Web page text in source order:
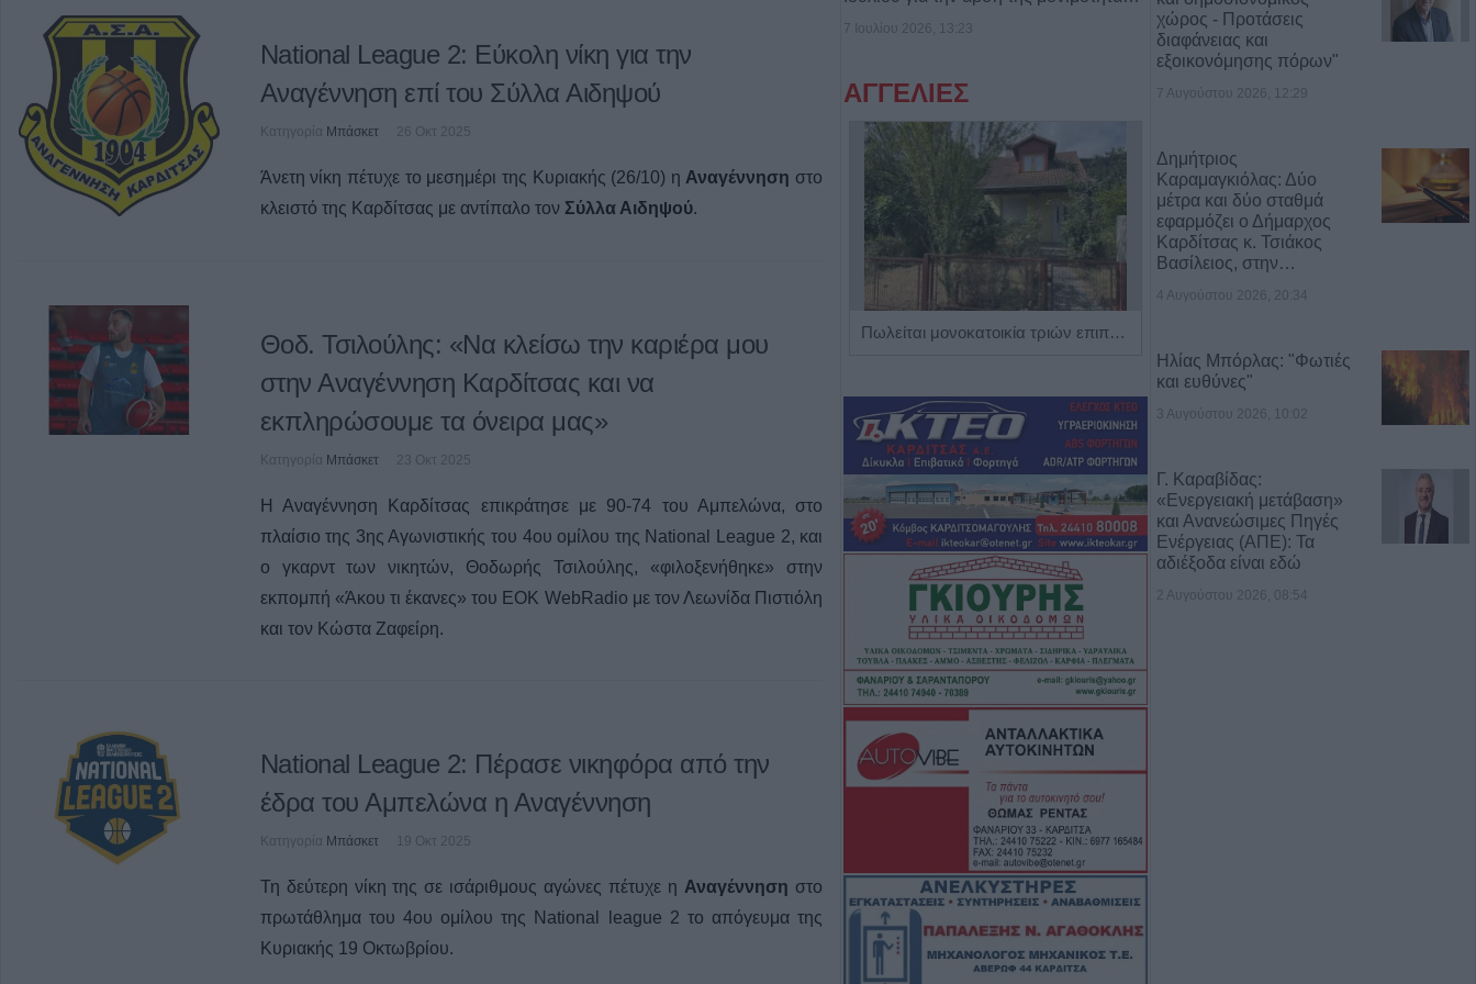
National League 2: Εύκολη νίκη για την
Αναγέννηση επί του Σύλλα Αιδηψού
Κατηγορία Μπάσκετ 26 Οκτ 2025
Άνετη νίκη πέτυχε το μεσημέρι της Κυριακής (26/10) η Αναγέννηση στο
κλειστό της Καρδίτσας με αντίπαλο τον Σύλλα Αιδηψού.
Θοδ. Τσιλούλης: «Να κλείσω την καριέρα μου
στην Αναγέννηση Καρδίτσας και να
εκπληρώσουμε τα όνειρα μας»
Κατηγορία Μπάσκετ 23 Οκτ 2025
Η Αναγέννηση Καρδίτσας επικράτησε με 90-74 του Αμπελώνα, στο
πλαίσιο της 3ης Αγωνιστικής του 4ου ομίλου της National League 2, και
ο γκαρντ των νικητών, Θοδωρής Τσιλούλης, «φιλοξενήθηκε» στην
εκπομπή «Άκου τι έκανες» του EOK WebRadio με τον Λεωνίδα Πιστιόλη
και τον Κώστα Ζαφείρη.
National League 2: Πέρασε νικηφόρα από την
έδρα του Αμπελώνα η Αναγέννηση
Κατηγορία Μπάσκετ 19 Οκτ 2025
Τη δεύτερη νίκη της σε ισάριθμους αγώνες πέτυχε η Αναγέννηση στο
πρωτάθλημα του 4ου ομίλου της National league 2 το απόγευμα της
Κυριακής 19 Οκτωβρίου.
7 Ιουλίου 2026, 13:23
ΑΓΓΕΛΙΕΣ
Πωλείται μονοκατοικία τριών επιπέδων στο καταπράσινο Πευκόφυτο Καρδίτσας
χώρος - Προτάσεις
διαφάνειας και
εξοικονόμησης πόρων"
7 Αυγούστου 2026, 12:29
Δημήτριος
Καραμαγκιόλας: Δύο
μέτρα και δύο σταθμά
εφαρμόζει ο Δήμαρχος
Καρδίτσας κ. Τσιάκος
Βασίλειος, στην…
4 Αυγούστου 2026, 20:34
Ηλίας Μπόρλας: "Φωτιές
και ευθύνες"
3 Αυγούστου 2026, 10:02
Γ. Καραβίδας:
«Ενεργειακή μετάβαση»
και Ανανεώσιμες Πηγές
Ενέργειας (ΑΠΕ): Τα
αδιέξοδα είναι εδώ
2 Αυγούστου 2026, 08:54